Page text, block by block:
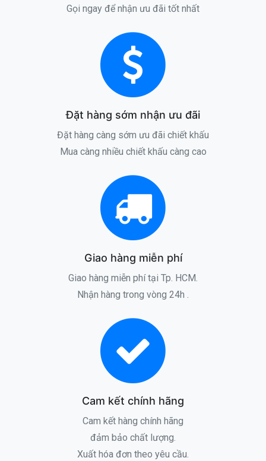
Gọi ngay để nhận ưu đãi tốt nhất
Đặt hàng sớm nhận ưu đãi
Đặt hàng càng sớm ưu đãi chiết khấu
Mua càng nhiều chiết khấu càng cao
Giao hàng miễn phí
Giao hàng miễn phí tại Tp. HCM.
Nhận hàng trong vòng 24h .
Cam kết chính hãng
Cam kết hàng chính hãng
đảm bảo chất lượng.
Xuất hóa đơn theo yêu cầu.